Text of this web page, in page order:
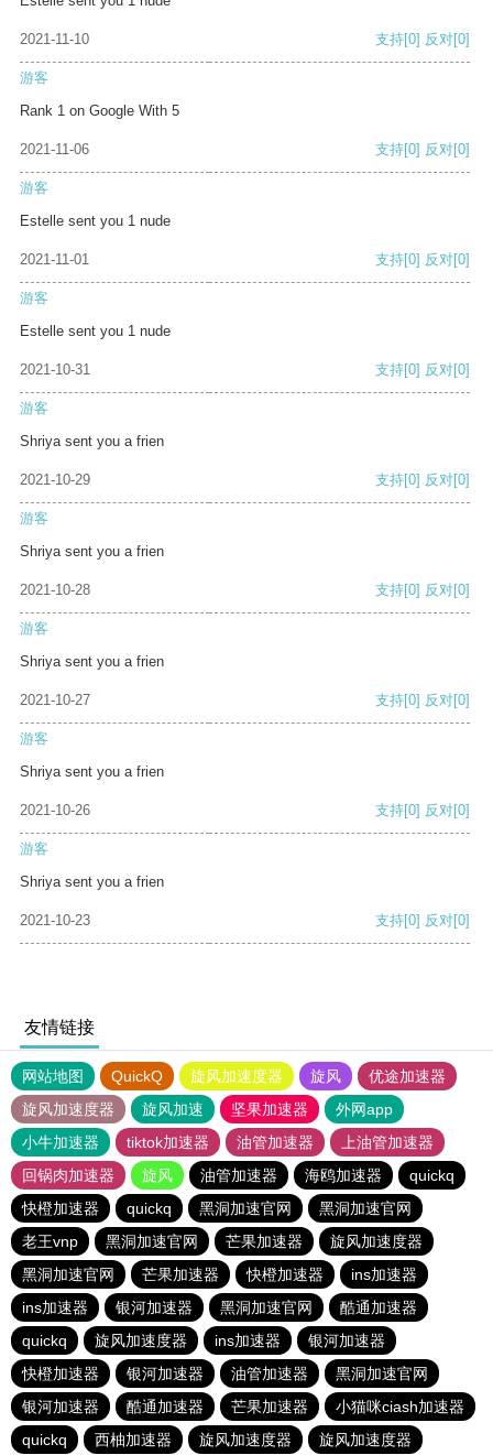
2021-11-10 支持[0] 反对[0]
游客
Rank 1 on Google With 5
2021-11-06 支持[0] 反对[0]
游客
Estelle sent you 1 nude
2021-11-01 支持[0] 反对[0]
游客
Estelle sent you 1 nude
2021-10-31 支持[0] 反对[0]
游客
Shriya sent you a frien
2021-10-29 支持[0] 反对[0]
游客
Shriya sent you a frien
2021-10-28 支持[0] 反对[0]
游客
Shriya sent you a frien
2021-10-27 支持[0] 反对[0]
游客
Shriya sent you a frien
2021-10-26 支持[0] 反对[0]
游客
Shriya sent you a frien
2021-10-23 支持[0] 反对[0]
友情链接
网站地图 QuickQ 旋风加速度器 旋风
优途加速器
旋风加速度器
旋风加速 坚果加速器
外网app
小牛加速器
tiktok加速器 油管加速器
上油管加速器
回锅肉加速器
旋风 油管加速器 海鸥加速器
quickq
快橙加速器
quickq 黑洞加速官网
黑洞加速官网
老王vnp
黑洞加速官网 芒果加速器
旋风加速度器
黑洞加速官网
芒果加速器 快橙加速器
ins加速器
ins加速器
银河加速器 黑洞加速官网
酷通加速器
quickq
旋风加速度器 ins加速器
银河加速器
快橙加速器
银河加速器 油管加速器
黑洞加速官网
银河加速器
酷通加速器 芒果加速器
小猫咪ciash加速器
quickq
西柚加速器 旋风加速度器 旋风加速度器